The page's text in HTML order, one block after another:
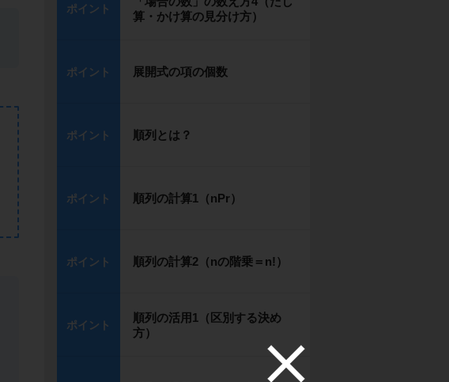
ポイント
算・かけ算の見分け方）
ポイント 展開式の項の個数
ポイント 順列とは？
ポイント 順列の計算1（nPr）
ポイント 順列の計算2（nの階乗＝n!）
ポイント
順列の活用1（区別する決め
方）